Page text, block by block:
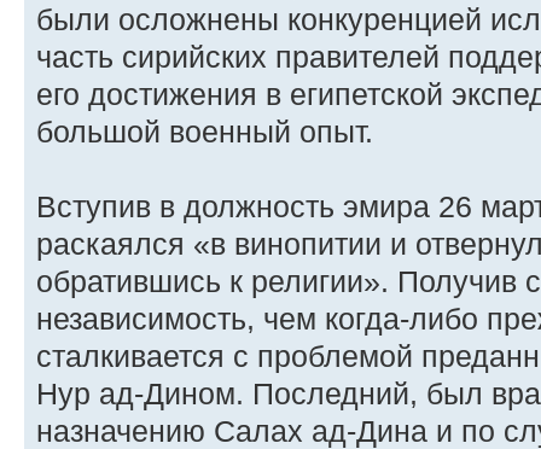
были осложнены конкуренцией
часть сирийских правителей
его достижения в египетской
большой военный опыт.
Вступив в должность эмира 26
раскаялся «в винопитии и
обратившись к религии».
независимость, чем когда-либо
сталкивается с проблемой
Нур ад-Дином. Последний, был
назначению Салах ад-Дина и по